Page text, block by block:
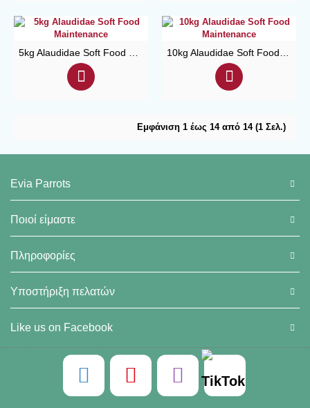
Εμφάνιση 1 έως 14 από 14 (1 Σελ.)
Evia Parrots
Ποιοί είμαστε
Πληροφορίες
Υποστήριξη πελατών
Like us on Facebook